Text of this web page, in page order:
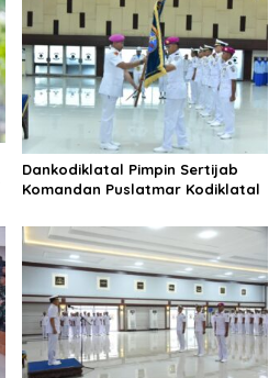
Dankodiklatal Pimpin Sertijab
Komandan Puslatmar Kodiklatal